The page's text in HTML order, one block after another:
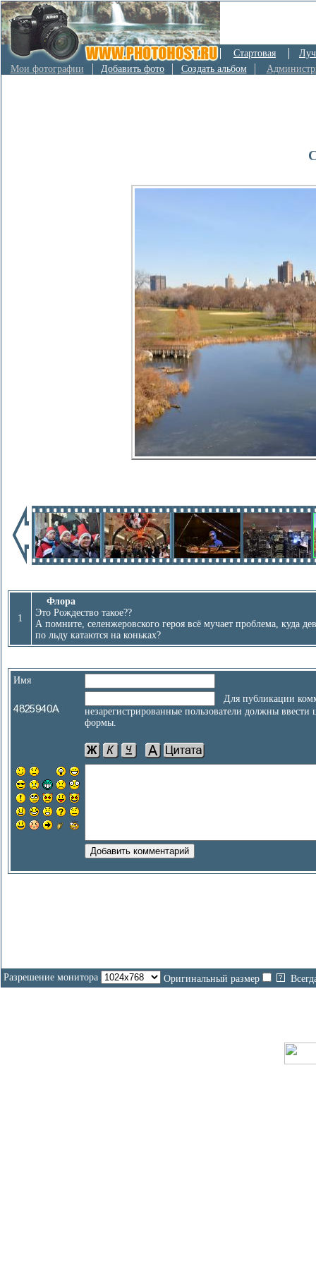
Стартовая
Мои фотографии
Добавить фото Создать альбом
1
Флора
Это Рождество такое??
А помните, селенжеровского героя всё мучает проблема, куда
по льду катаются на коньках?
Имя
Для публикации
незарегистрированные пользователи должны
формы.
Разрешение монитора Оригинальный размер